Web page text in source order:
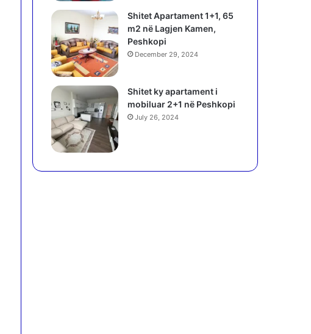
Shitet Apartament 1+1, 65
m2 në Lagjen Kamen,
Peshkopi
December 29, 2024
Shitet ky apartament i
mobiluar 2+1 në Peshkopi
July 26, 2024